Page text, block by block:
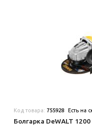
Код товара: 755928 Есть на
Болгарка DeWALT